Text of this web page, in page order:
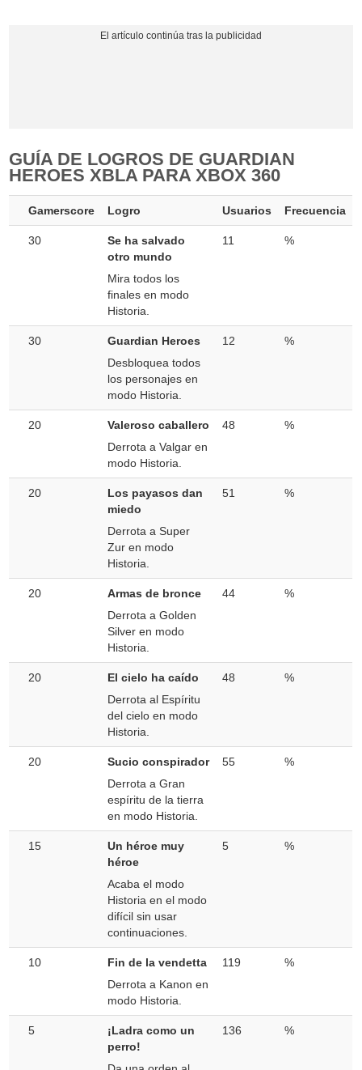
GUÍA DE LOGROS DE GUARDIAN
HEROES XBLA PARA XBOX 360
Gamerscore Logro Usuarios Frecuencia
30
Se ha salvado
otro mundo
Mira todos los
finales en modo
Historia.
11 %
30
Guardian Heroes
Desbloquea todos
los personajes en
modo Historia.
12 %
20
Valeroso caballero
Derrota a Valgar en
modo Historia.
48 %
20
Los payasos dan
miedo
Derrota a Super
Zur en modo
Historia.
51 %
20
Armas de bronce
Derrota a Golden
Silver en modo
Historia.
44 %
20
El cielo ha caído
Derrota al Espíritu
del cielo en modo
Historia.
48 %
20
Sucio conspirador
Derrota a Gran
espíritu de la tierra
en modo Historia.
55 %
15
Un héroe muy
héroe
Acaba el modo
Historia en el modo
difícil sin usar
continuaciones.
5 %
10
Fin de la vendetta
Derrota a Kanon en
modo Historia.
119 %
5
¡Ladra como un
perro!
136 %